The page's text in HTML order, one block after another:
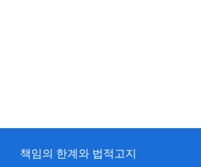
책임의 한계와 법적고지